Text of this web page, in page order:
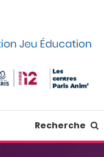
Recherche